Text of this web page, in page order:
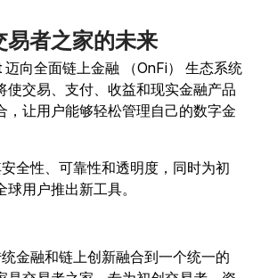
易者之家的未来
向全面链上金融 （OnFi） 生态系统
使交易、支付、收益和现实金融产品
，让用户能够轻松管理自己的数字金
全性、可靠性和透明度，同时为初
用户推出新工具。
金融和链上创新融合到一个统一的